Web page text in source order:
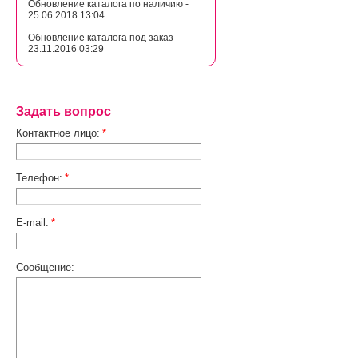
Обновление каталога по наличию -
25.06.2018 13:04
Обновление каталога под заказ -
23.11.2016 03:29
Задать вопрос
Контактное лицо: *
Телефон: *
E-mail: *
Сообщение: